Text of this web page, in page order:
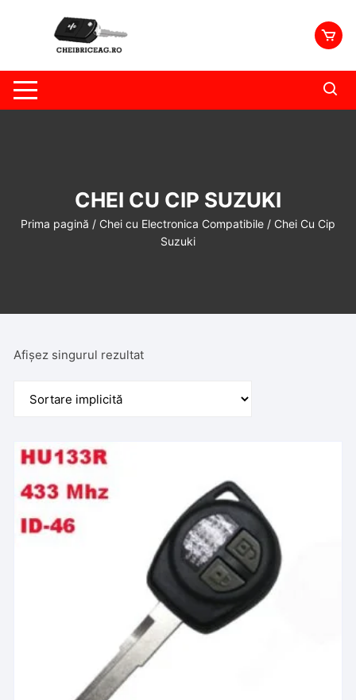
CHEI CU CIP SUZUKI
Prima pagină / Chei cu Electronica Compatibile/ Chei Cu Cip
Suzuki
Afișez singurul rezultat